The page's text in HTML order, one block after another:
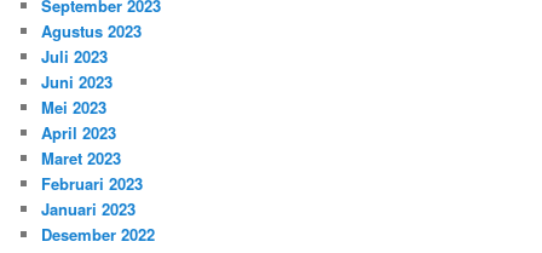
September 2023
Agustus 2023
Juli 2023
Juni 2023
Mei 2023
April 2023
Maret 2023
Februari 2023
Januari 2023
Desember 2022